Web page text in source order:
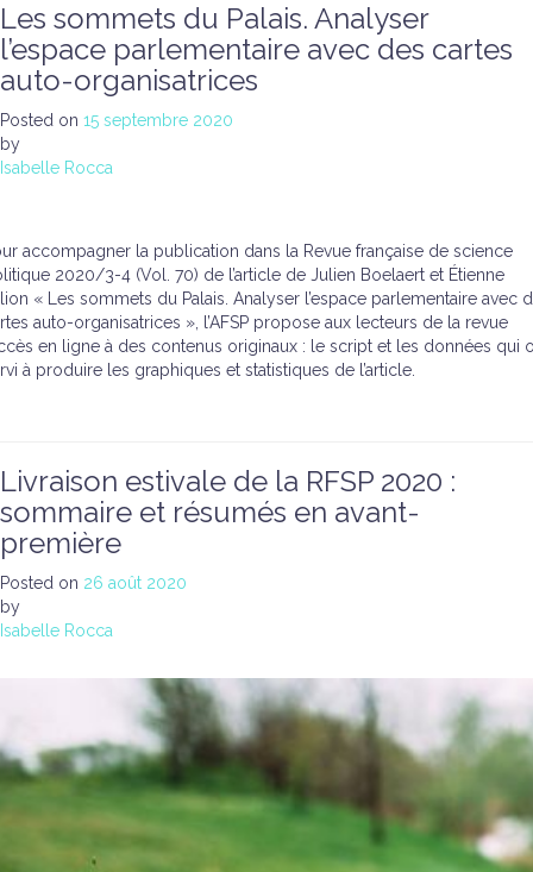
Les sommets du Palais. Analyser
l’espace parlementaire avec des cartes
auto-organisatrices
Posted on 15 septembre 2020
by
Isabelle Rocca
accompagner la publication dans la Revue française de science
2020/3-4 (Vol. 70) de l’article de Julien Boelaert et Étienne
« Les sommets du Palais. Analyser l’espace parlementaire avec
auto-organisatrices », l’AFSP propose aux lecteurs de la revue
en ligne à des contenus originaux : le script et les données qui
à produire les graphiques et statistiques de l’article.
Livraison estivale de la RFSP 2020 :
sommaire et résumés en avant-
première
Posted on 26 août 2020
by
Isabelle Rocca